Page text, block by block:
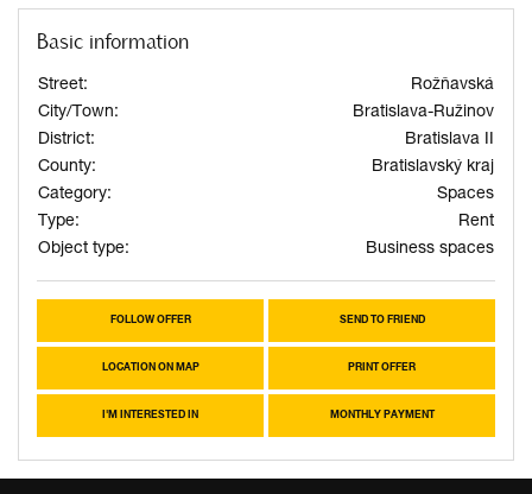
Basic information
Street:
Rožňavská
City/Town:
Bratislava-Ružinov
District:
Bratislava II
County:
Bratislavský kraj
Category:
Spaces
Type:
Rent
Object type:
Business spaces
FOLLOW OFFER SEND TO FRIEND
LOCATION ON MAP PRINT OFFER
I'M INTERESTED IN MONTHLY PAYMENT